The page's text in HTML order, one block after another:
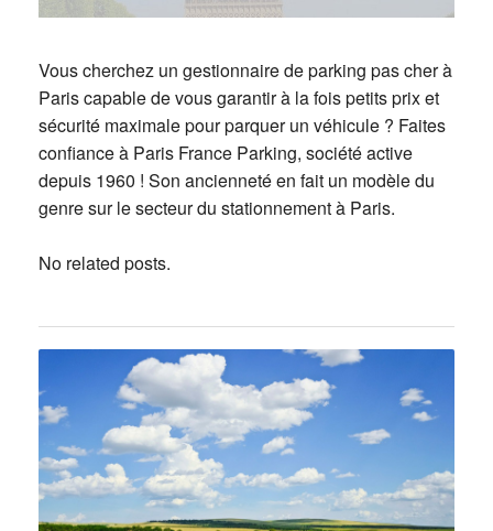
Vous cherchez un gestionnaire de parking pas cher à
Paris capable de vous garantir à la fois petits prix et
sécurité maximale pour parquer un véhicule ? Faites
confiance à Paris France Parking, société active
depuis 1960 ! Son ancienneté en fait un modèle du
genre sur le secteur du stationnement à Paris.
No related posts.